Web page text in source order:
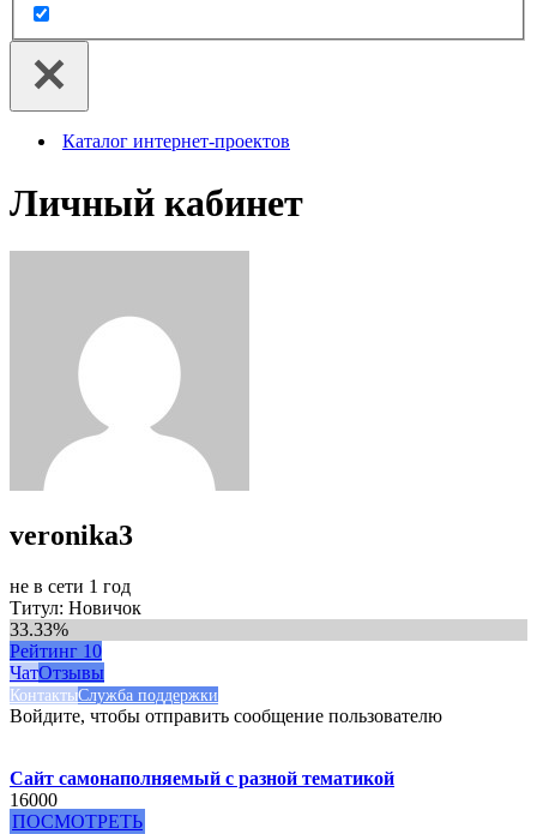
Каталог интернет-проектов
Личный кабинет
veronika3
не в сети 1 год
Титул: Новичок
33.33%
Рейтинг 10
ЧатОтзывы
КонтактыСлужба поддержки
Войдите, чтобы отправить сообщение пользователю
Сайт самонаполняемый с разной тематикой
16000
ПОСМОТРЕТЬ